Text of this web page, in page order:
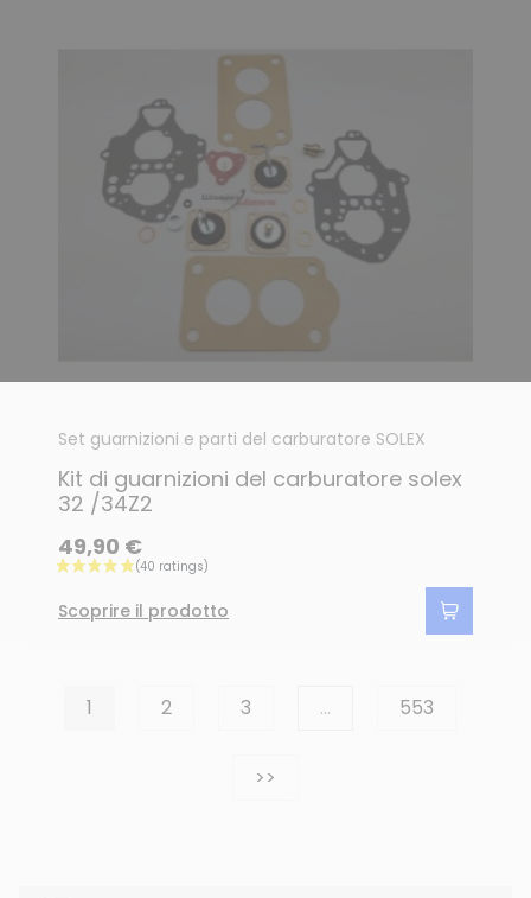
Set guarnizioni e parti del carburatore SOLEX
Kit di guarnizioni del carburatore solex
32 /34Z2
49,90 €
Scoprire il prodotto
1 2 3 … 553
>>